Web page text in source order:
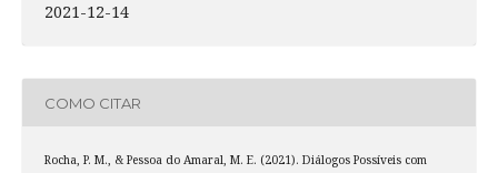
2021-12-14
COMO CITAR
Rocha, P. M., & Pessoa do Amaral, M. E. (2021). Diálogos Possíveis com